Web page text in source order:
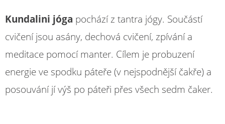
Kundalini jóga pochází z tantra jógy. Součástí
cvičení jsou asány, dechová cvičení, zpívání a
meditace pomocí manter. Cílem je probuzení
energie ve spodku páteře (v nejspodnější čakře) a
posouvání jí výš po páteři přes všech sedm čaker.